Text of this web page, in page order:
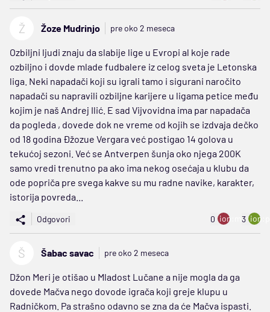
Ž Žoze Mudrinjo pre oko 2 meseca
Ozbiljni ljudi znaju da slabije lige u Evropi al koje rade
ozbiljno i dovde mlade fudbalere iz celog sveta je Letonska
liga. Neki napadači koji su igrali tamo i sigurani naročito
napadači su napravili ozbiljne karijere u ligama petice među
kojim je naš Andrej Ilić. E sad Vijvovidna ima par napadača
da pogleda , dovede dok ne vreme od kojih se izdvaja dečko
od 18 godina Đžozue Vergara već postigao 14 golova u
tekućoj sezoni. Već se Antverpen šunja oko njega 200K
samo vredi trenutno pa ako ima nekog osećaja u klubu da
ode popriča pre svega kakve su mu radne navike, karakter,
istorija povreda...
Odgovori 0 ion:minus
3
Š Šabac savac pre oko 2 meseca
Džon Meri je otišao u Mladost Lučane a nije mogla da ga
dovede Mačva nego dovode igrača koji greje klupu u
Radničkom. Pa strašno odavno se zna da će Mačva ispasti.